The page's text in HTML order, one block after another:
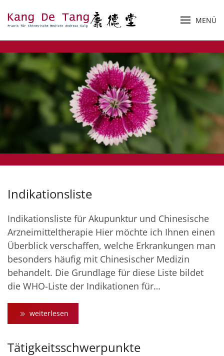
Zum Hauptinhalt springen
MENÜ
Indikationsliste
Indikationsliste für Akupunktur und Chinesische
Arzneimitteltherapie Hier möchte ich Ihnen einen
Überblick verschaffen, welche Erkrankungen man
besonders häufig mit Chinesischer Medizin
behandelt. Die Grundlage für diese Liste bildet
die WHO-Liste der Indikationen für…
weiterlesen
Tätigkeitsschwerpunkte